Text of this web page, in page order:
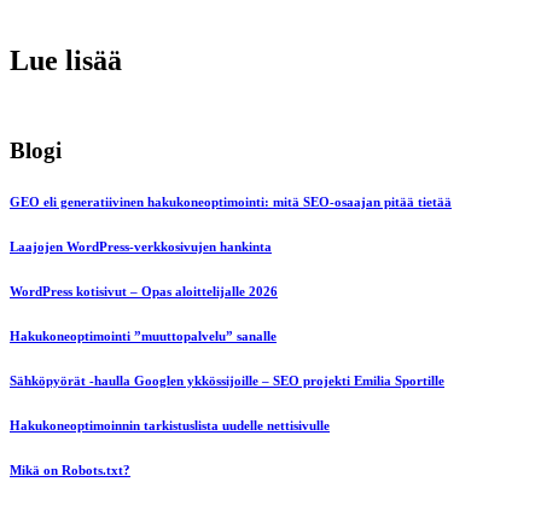
Lue lisää
Blogi
GEO eli generatiivinen hakukoneoptimointi: mitä SEO-osaajan pitää tietää
Laajojen WordPress-verkkosivujen hankinta
WordPress kotisivut – Opas aloittelijalle 2026
Hakukoneoptimointi ”muuttopalvelu” sanalle
Sähköpyörät -haulla Googlen ykkössijoille – SEO projekti Emilia Sportille
Hakukoneoptimoinnin tarkistuslista uudelle nettisivulle
Mikä on Robots.txt?